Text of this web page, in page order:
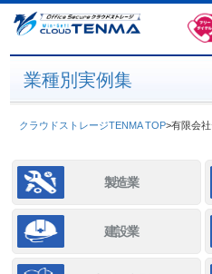
業種別実例集
クラウドストレージTENMA TOP>有限会
製造業
建設業